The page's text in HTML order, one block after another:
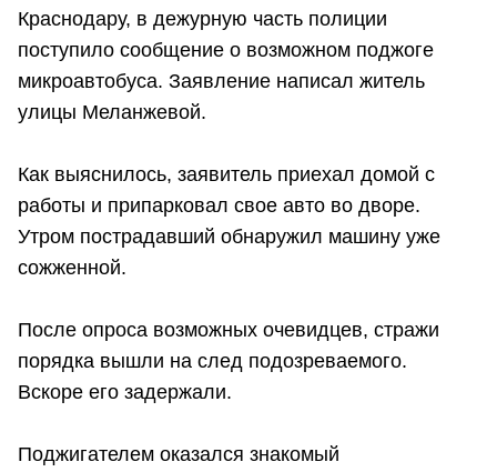
Краснодару, в дежурную часть полиции
поступило сообщение о возможном поджоге
микроавтобуса. Заявление написал житель
улицы Меланжевой.
Как выяснилось, заявитель приехал домой с
работы и припарковал свое авто во дворе.
Утром пострадавший обнаружил машину уже
сожженной.
После опроса возможных очевидцев, стражи
порядка вышли на след подозреваемого.
Вскоре его задержали.
Поджигателем оказался знакомый